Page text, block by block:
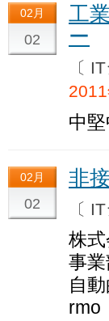
02月
02
工
ー
〔
中
02月
02
非
〔
株
事
自
rmo